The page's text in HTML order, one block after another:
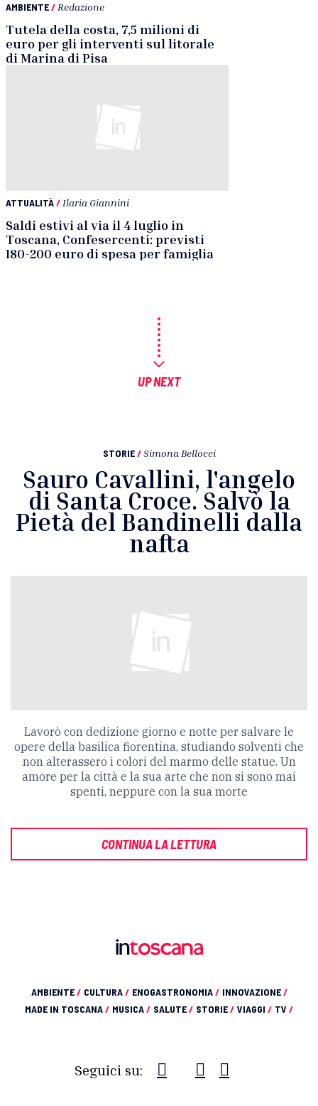
AMBIENTE/ Redazione
Tutela della costa, 7,5 milioni di
euro per gli interventi sul litorale
di Marina di Pisa
ATTUALITÀ/ Ilaria Giannini
Saldi estivi al via il 4 luglio in
Toscana, Confesercenti: previsti
180-200 euro di spesa per famiglia
UP NEXT
STORIE / Simona Bellocci
Sauro Cavallini, l'angelo
di Santa Croce. Salvò la
Pietà del Bandinelli dalla
nafta
Lavorò con dedizione giorno e notte per salvare le
opere della basilica fiorentina, studiando solventi che
non alterassero i colori del marmo delle statue. Un
amore per la città e la sua arte che non si sono mai
spenti, neppure con la sua morte
CONTINUA LA LETTURA
AMBIENTE/ CULTURA/ ENOGASTRONOMIA/ INNOVAZIONE/
MADE IN TOSCANA/ MUSICA/ SALUTE/ STORIE/ VIAGGI / TV /
Seguici su: